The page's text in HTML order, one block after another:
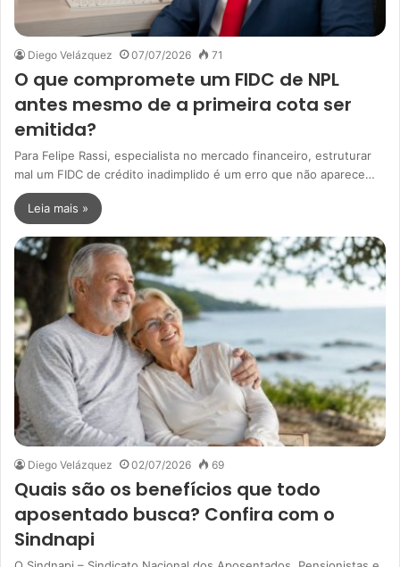
Diego Velázquez 07/07/2026 71
O que compromete um FIDC de NPL
antes mesmo de a primeira cota ser
emitida?
Para Felipe Rassi, especialista no mercado financeiro, estruturar
mal um FIDC de crédito inadimplido é um erro que não aparece…
Leia mais »
Diego Velázquez 02/07/2026 69
Quais são os benefícios que todo
aposentado busca? Confira com o
Sindnapi